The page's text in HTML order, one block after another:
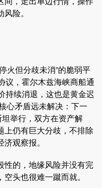
险。
但分歧未消”的脆弱平
议，霍尔木兹海峡商船通
持续消退，这也是黄金迟
心矛盾远未解决：下一
举行，双方在资产解
上仍有巨大分歧，不排除
观察报。
的，地缘风险并没有完
头也很难一蹴而就。